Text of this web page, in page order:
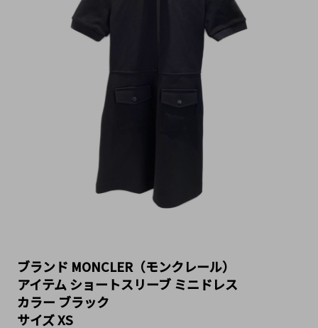
ブランド MONCLER（モンクレール）
アイテム ショートスリーブ ミニドレス
カラー ブラック
サイズ XS